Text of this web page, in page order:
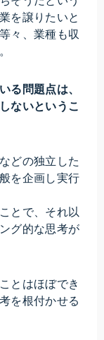
を譲りたいと
々、業種も収
る問題点は、
ないというこ
どの独立した
を企画し実行
とで、それ以
グ的な思考が
とはほぼでき
を根付かせる